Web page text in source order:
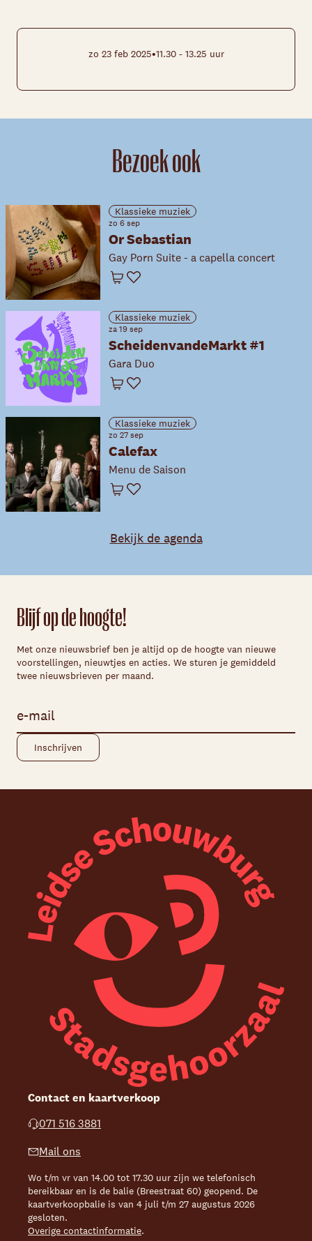
zo 23 feb 2025•11.30 - 13.25 uur
Bezoek ook
Klassieke muziek
zo 6 sep
Or Sebastian
Gay Porn Suite - a capella concert
Winkelwagen
Favoriet
Klassieke muziek
za 19 sep
ScheidenvandeMarkt #1
Gara Duo
Winkelwagen
Favoriet
Klassieke muziek
zo 27 sep
Calefax
Menu de Saison
Winkelwagen
Favoriet
Bekijk de agenda
Blijf op de hoogte!
Met onze nieuwsbrief ben je altijd op de hoogte van nieuwe
voorstellingen, nieuwtjes en acties. We sturen je gemiddeld
twee nieuwsbrieven per maand.
Contact en kaartverkoop
071 516 3881
Mail ons
Wo t/m vr van 14.00 tot 17.30 uur zijn we telefonisch
bereikbaar en is de balie (Breestraat 60) geopend. De
kaartverkoopbalie is van 4 juli t/m 27 augustus 2026
gesloten.
Overige contactinformatie.